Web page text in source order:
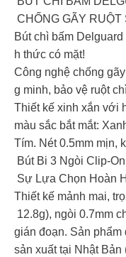
CHỐNG GÃY RUỘT
Bút chì bấm
h thức có mặt!
Công nghệ chống
g minh, bảo vệ ruột
Thiết kế xinh xắn với
màu sắc bắt mắt:
Tím. Nét 0.5mm mịn,
Bút Bi 3 Ngòi Clip-
Sự Lựa Chọn Hoàn
Thiết kế mảnh mai,
12.8g), ngòi 0.7mm
gián đoạn. Sản
sản xuất tại Nhật